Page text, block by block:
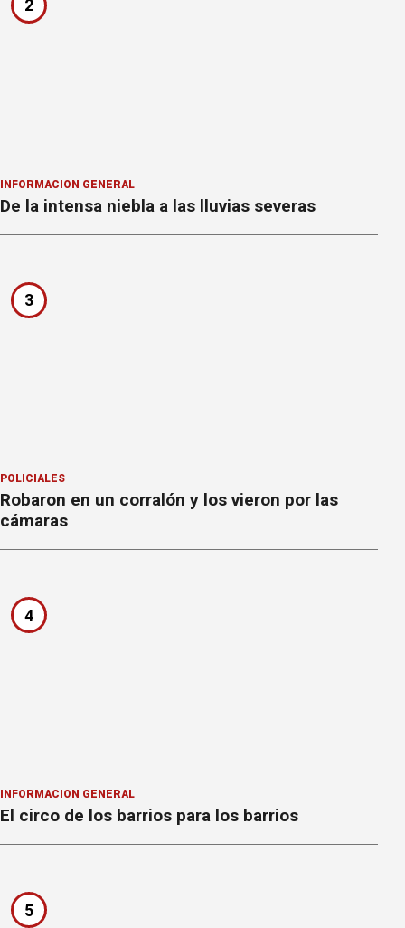
2
INFORMACION GENERAL
De la intensa niebla a las lluvias severas
3
POLICIALES
Robaron en un corralón y los vieron por las
cámaras
4
INFORMACION GENERAL
El circo de los barrios para los barrios
5